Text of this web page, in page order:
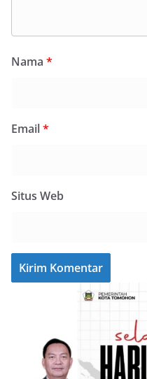
Nama *
Email*
Situs Web